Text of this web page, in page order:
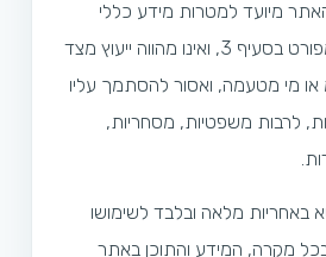
מיועד למטרות מידע כללי
בלבד, כפי שמפורט בסעיף 3, ואינו מהווה ייעוץ מצד
או מי מטעמה, ואסור להסתמך עליו
לרבות משפטיות, מסחריות,
מלאה ובלבד לשימושו
מקרה, המידע והתוכן באתר